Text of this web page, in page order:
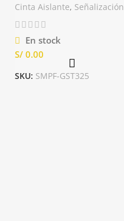
Cinta Aislante, Señalización
En stock
S/
SKU: SMPF-GST325